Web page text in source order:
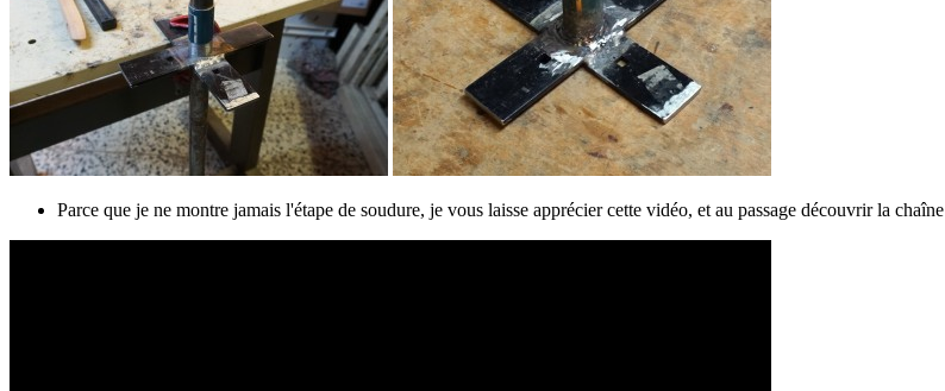
Parce que je ne montre jamais l'étape de soudure, je vous laisse apprécier cette vidéo, et au passage découvrir la chaîne